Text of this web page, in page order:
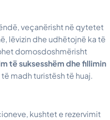
veçanërisht në qytetet
lëvizin dhe udhëtojnë ka të
domosdoshmërisht
të suksesshëm dhe fillimin
madh turistësh të huaj.
kushtet e rezervimit